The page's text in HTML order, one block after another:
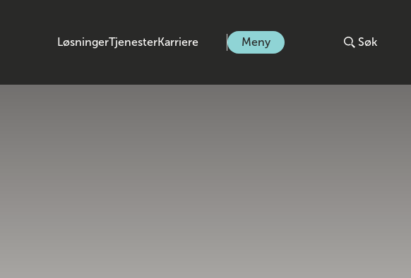
LøsningerTjenesterKarriere Meny Søk